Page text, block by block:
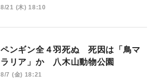
8/21 (木) 18:10
ペンギン全４羽死ぬ 死因は「鳥マ
ラリア」か 八木山動物公園
8/7 (金) 18:21